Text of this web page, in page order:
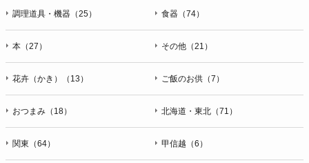
ＦＡＸ：047-401-6847
調理道具・機器（25） 食器（74）
本（27） その他（21）
花卉（かき）（13） ご飯のお供（7）
おつまみ（18） 北海道・東北（71）
関東（64） 甲信越（6）